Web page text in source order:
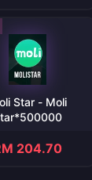
Star - Moli
204.70